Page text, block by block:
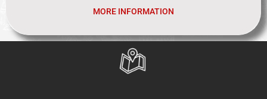
MORE INFORMATION